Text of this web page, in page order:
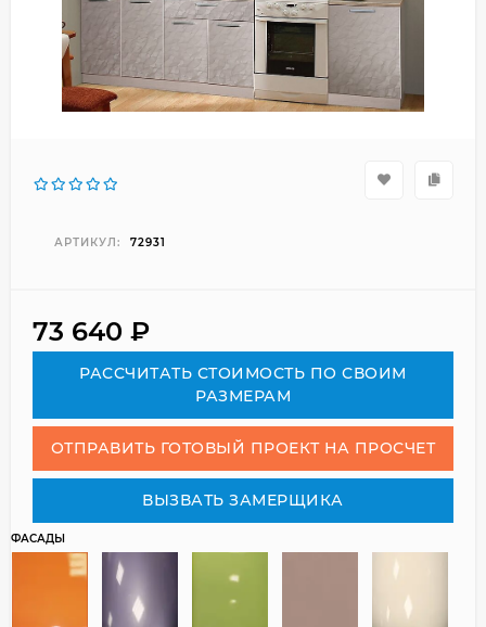
АРТИКУЛ: 72931
73 640 ₽
РАСCЧИТАТЬ СТОИМОСТЬ ПО СВОИМ
РАЗМЕРАМ
ОТПРАВИТЬ ГОТОВЫЙ ПРОЕКТ НА ПРОСЧЕТ
ВЫЗВАТЬ ЗАМЕРЩИКА
ФАСАДЫ